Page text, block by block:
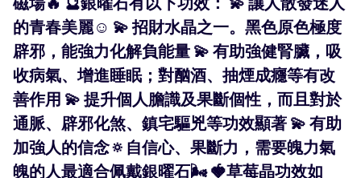
磁場🔥 🔮銀曜石有以下功效： 💫 讓人散發迷人
的青春美麗☺️ 💫 招財水晶之一。黑色原色極度
辟邪，能強力化解負能量 💫 有助強健腎臟，吸
收病氣、增進睡眠；對酗酒、抽煙成癮等有改
善作用 💫 提升個人膽識及果斷個性，而且對於
通脈、辟邪化煞、鎮宅驅兇等功效顯著 💫 有助
加強人的信念🔅自信心、果斷力，需要魄力氣
魄的人最適合佩戴銀曜石🌬 🍓草莓晶功效如